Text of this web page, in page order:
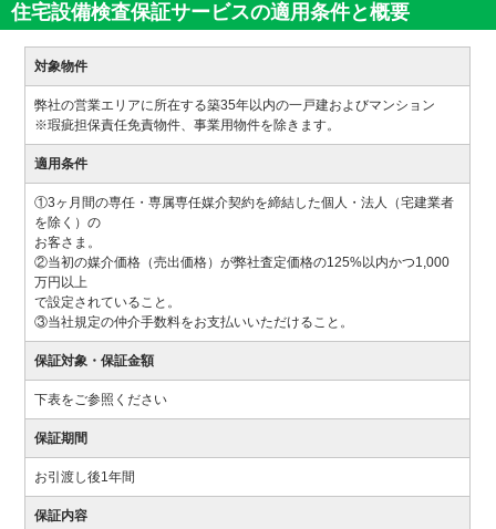
住宅設備検査保証サービスの適用条件と概要
対象物件
弊社の営業エリアに所在する築35年以内の一戸建およびマンション
※瑕疵担保責任免責物件、事業用物件を除きます。
適用条件
①3ヶ月間の専任・専属専任媒介契約を締結した個人・法人（宅建業者
を除く）の
お客さま。
②当初の媒介価格（売出価格）が弊社査定価格の125%以内かつ1,000
万円以上
で設定されていること。
③当社規定の仲介手数料をお支払いいただけること。
保証対象・保証金額
下表をご参照ください
保証期間
お引渡し後1年間
保証内容